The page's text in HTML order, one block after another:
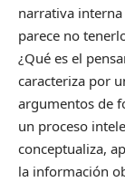
narrativa
parece no
¿Qué es el
caracteriza por
argumentos de
un proceso
conceptualiza,
la información